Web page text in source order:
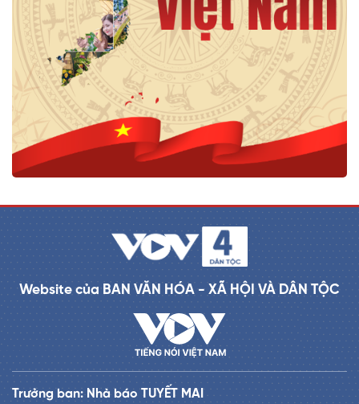
Website của BAN VĂN HÓA - XÃ HỘI VÀ DÂN TỘC
Trưởng ban: Nhà báo TUYẾT MAI